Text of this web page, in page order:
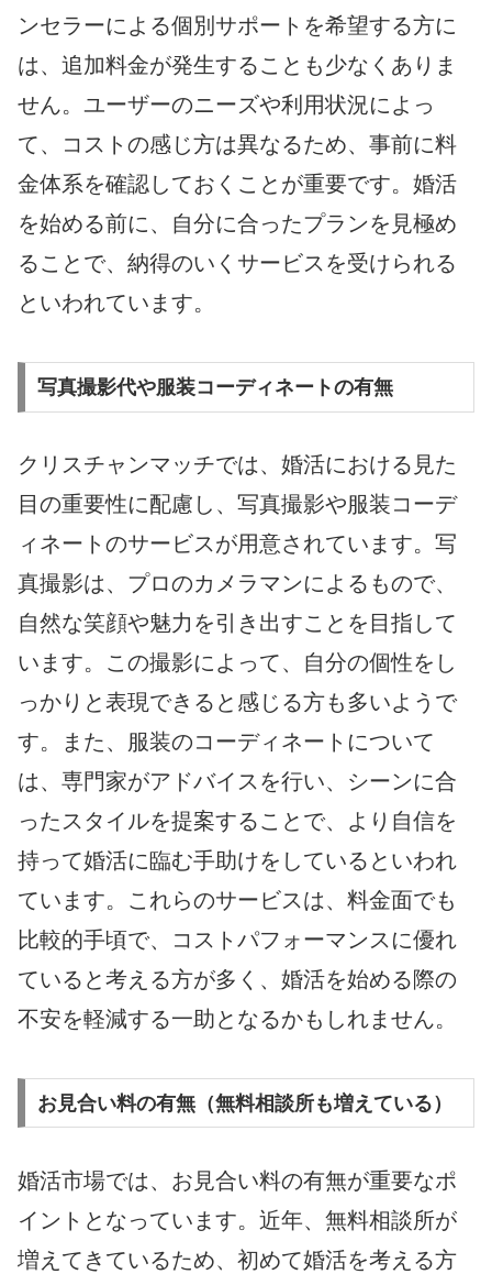
ンセラーによる個別サポートを希望する方に
は、追加料金が発生することも少なくありま
せん。ユーザーのニーズや利用状況によっ
て、コストの感じ方は異なるため、事前に料
金体系を確認しておくことが重要です。婚活
を始める前に、自分に合ったプランを見極め
ることで、納得のいくサービスを受けられる
といわれています。
写真撮影代や服装コーディネートの有無
クリスチャンマッチでは、婚活における見た
目の重要性に配慮し、写真撮影や服装コーデ
ィネートのサービスが用意されています。写
真撮影は、プロのカメラマンによるもので、
自然な笑顔や魅力を引き出すことを目指して
います。この撮影によって、自分の個性をし
っかりと表現できると感じる方も多いようで
す。また、服装のコーディネートについて
は、専門家がアドバイスを行い、シーンに合
ったスタイルを提案することで、より自信を
持って婚活に臨む手助けをしているといわれ
ています。これらのサービスは、料金面でも
比較的手頃で、コストパフォーマンスに優れ
ていると考える方が多く、婚活を始める際の
不安を軽減する一助となるかもしれません。
お見合い料の有無（無料相談所も増えている）
婚活市場では、お見合い料の有無が重要なポ
イントとなっています。近年、無料相談所が
増えてきているため、初めて婚活を考える方